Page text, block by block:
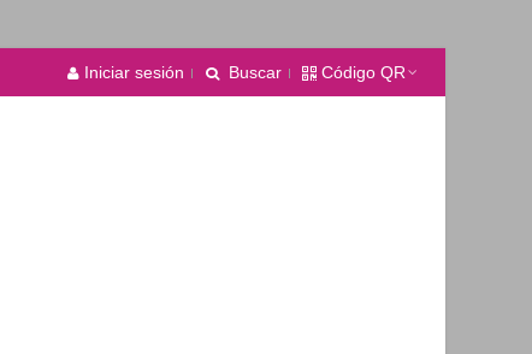
Iniciar sesión Buscar Código QR